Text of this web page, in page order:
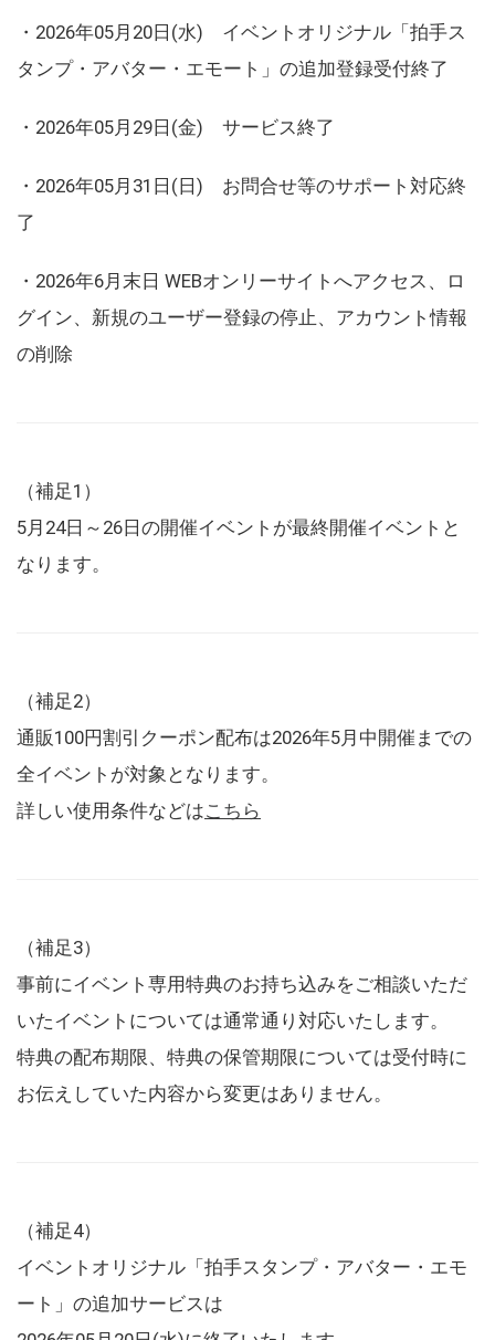
・2026年05月20日(水) イベントオリジナル「拍手ス
タンプ・アバター・エモート」の追加登録受付終了
・2026年05月29日(金) サービス終了
・2026年05月31日(日) お問合せ等のサポート対応終
了
・2026年6月末日 WEBオンリーサイトへアクセス、ロ
グイン、新規のユーザー登録の停止、アカウント情報
の削除
（補足1）
5月24日～26日の開催イベントが最終開催イベントと
なります。
（補足2）
通販100円割引クーポン配布は2026年5月中開催までの
全イベントが対象となります。
詳しい使用条件などはこちら
（補足3）
事前にイベント専用特典のお持ち込みをご相談いただ
いたイベントについては通常通り対応いたします。
特典の配布期限、特典の保管期限については受付時に
お伝えしていた内容から変更はありません。
（補足4）
イベントオリジナル「拍手スタンプ・アバター・エモ
ート」の追加サービスは